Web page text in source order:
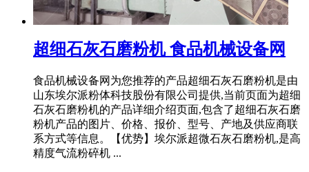
超细石灰石磨粉机 食品机械设备网
食品机械设备网为您推荐的产品超细石灰石磨粉机是由
山东埃尔派粉体科技股份有限公司提供,当前页面为超细
石灰石磨粉机的产品详细介绍页面,包含了超细石灰石磨
粉机产品的图片、价格、报价、型号、产地及供应商联
系方式等信息。【优势】埃尔派超微石灰石磨粉机,是高
精度气流粉碎机 ...